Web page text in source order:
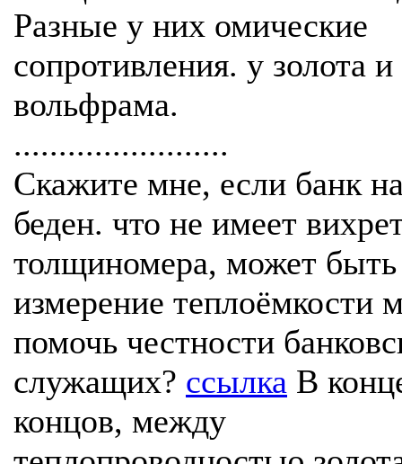
Разные у них омические
сопротивления. у золота и
вольфрама.
........................
Скажите мне, если банк
беден. что не имеет
толщиномера, может быть
измерение теплоёмкости
помочь честности
служащих? ссылка В
концов, между